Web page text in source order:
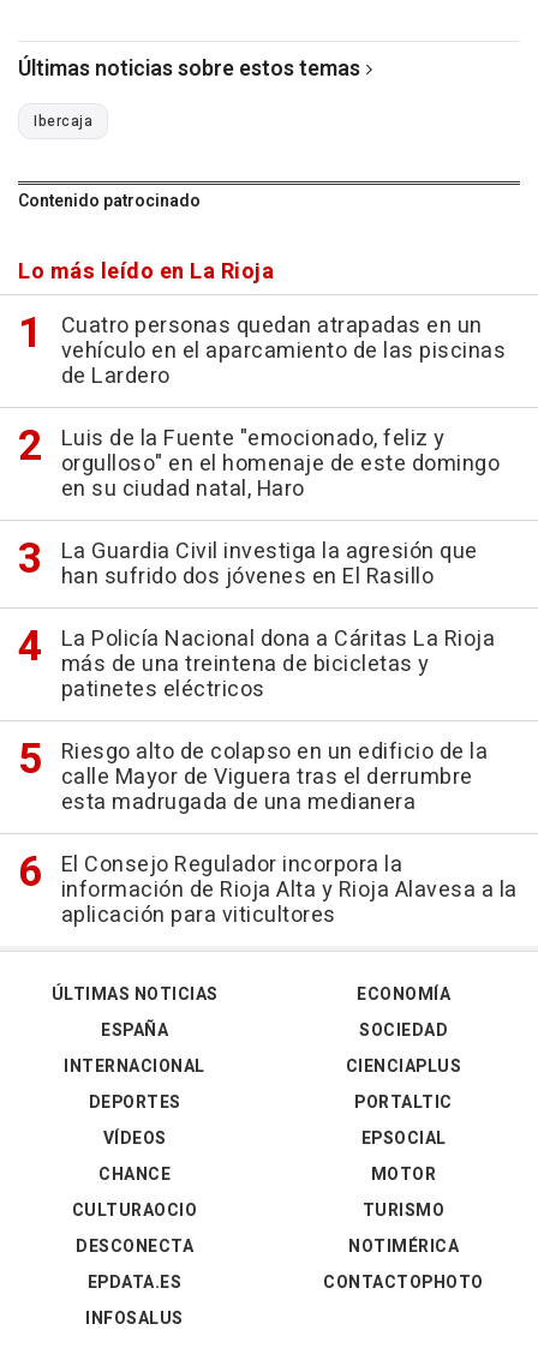
Últimas noticias sobre estos temas
Ibercaja
Contenido patrocinado
Lo más leído en La Rioja
Cuatro personas quedan atrapadas en un
vehículo en el aparcamiento de las piscinas
de Lardero
Luis de la Fuente "emocionado, feliz y
orgulloso" en el homenaje de este domingo
en su ciudad natal, Haro
La Guardia Civil investiga la agresión que
han sufrido dos jóvenes en El Rasillo
La Policía Nacional dona a Cáritas La Rioja
más de una treintena de bicicletas y
patinetes eléctricos
Riesgo alto de colapso en un edificio de la
calle Mayor de Viguera tras el derrumbre
esta madrugada de una medianera
El Consejo Regulador incorpora la
información de Rioja Alta y Rioja Alavesa a la
aplicación para viticultores
ÚLTIMAS NOTICIAS
ESPAÑA
INTERNACIONAL
DEPORTES
VÍDEOS
ECONOMÍA
SOCIEDAD
CIENCIAPLUS
PORTALTIC
EPSOCIAL
CHANCE
CULTURAOCIO
DESCONECTA
EPDATA.ES
INFOSALUS
MOTOR
TURISMO
NOTIMÉRICA
CONTACTOPHOTO